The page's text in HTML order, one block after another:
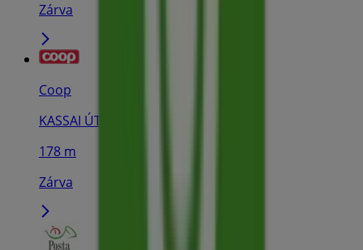
Zárva
Coop
KASSAI ÚT 14/B., Szikszó
178 m
Zárva